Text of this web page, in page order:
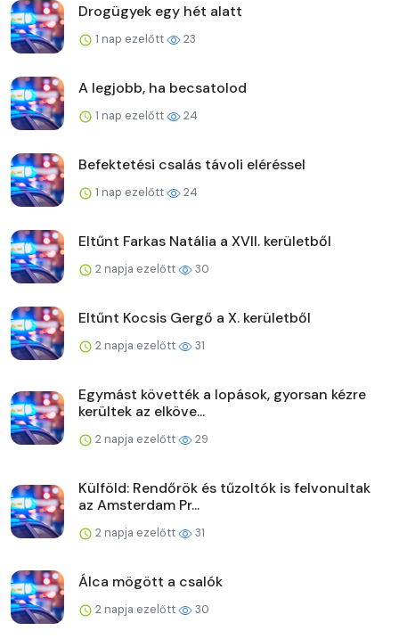
Drogügyek egy hét alatt
1 nap ezelőtt 23
A legjobb, ha becsatolod
1 nap ezelőtt 24
Befektetési csalás távoli eléréssel
1 nap ezelőtt 24
Eltűnt Farkas Natália a XVII. kerületből
2 napja ezelőtt 30
Eltűnt Kocsis Gergő a X. kerületből
2 napja ezelőtt 31
Egymást követték a lopások, gyorsan kézre
kerültek az elköve...
2 napja ezelőtt 29
Külföld: Rendőrök és tűzoltók is felvonultak
az Amsterdam Pr...
2 napja ezelőtt 31
Álca mögött a csalók
2 napja ezelőtt 30